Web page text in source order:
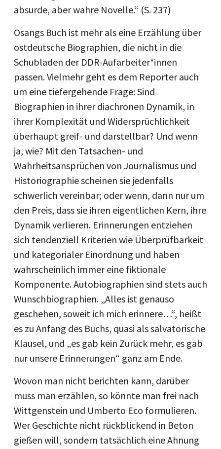
absurde, aber wahre Novelle.“ (S. 237)
Osangs Buch ist mehr als eine Erzählung über
ostdeutsche Biographien, die nicht in die
Schubladen der DDR-Aufarbeiter*innen
passen. Vielmehr geht es dem Reporter auch
um eine tiefergehende Frage: Sind
Biographien in ihrer diachronen Dynamik, in
ihrer Komplexität und Widersprüchlichkeit
überhaupt greif- und darstellbar? Und wenn
ja, wie? Mit den Tatsachen- und
Wahrheitsansprüchen von Journalismus und
Historiographie scheinen sie jedenfalls
schwerlich vereinbar; oder wenn, dann nur um
den Preis, dass sie ihren eigentlichen Kern, ihre
Dynamik verlieren. Erinnerungen entziehen
sich tendenziell Kriterien wie Überprüfbarkeit
und kategorialer Einordnung und haben
wahrscheinlich immer eine fiktionale
Komponente. Autobiographien sind stets auch
Wunschbiographien. „Alles ist genauso
geschehen, soweit ich mich erinnere…“, heißt
es zu Anfang des Buchs, quasi als salvatorische
Klausel, und „es gab kein Zurück mehr, es gab
nur unsere Erinnerungen“ ganz am Ende.
Wovon man nicht berichten kann, darüber
muss man erzählen, so könnte man frei nach
Wittgenstein und Umberto Eco formulieren.
Wer Geschichte nicht rückblickend in Beton
gießen will, sondern tatsächlich eine Ahnung